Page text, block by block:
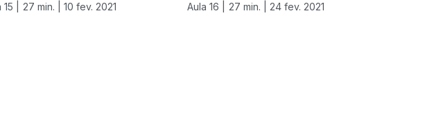
| 27 min. | 10 fev. 2021 Aula 16 | 27 min. | 24 fev. 2021